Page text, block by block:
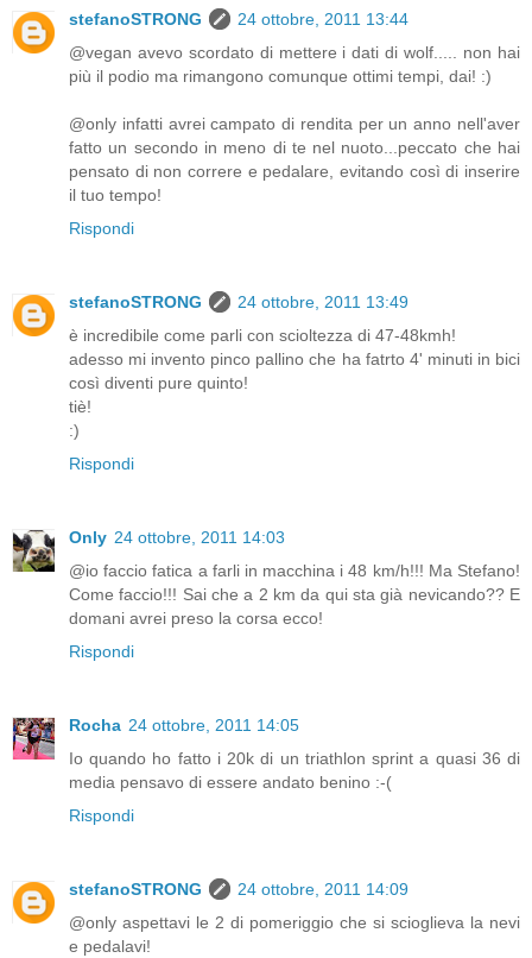
stefanoSTRONG
24 ottobre, 2011 13:44
@vegan avevo scordato di mettere i dati di wolf..... non hai
più il podio ma rimangono comunque ottimi tempi, dai! :)
@only infatti avrei campato di rendita per un anno nell'aver
fatto un secondo in meno di te nel nuoto...peccato che hai
pensato di non correre e pedalare, evitando così di inserire
il tuo tempo!
Rispondi
stefanoSTRONG
24 ottobre, 2011 13:49
è incredibile come parli con scioltezza di 47-48kmh!
adesso mi invento pinco pallino che ha fatrto 4' minuti in bici
così diventi pure quinto!
tiè!
:)
Rispondi
Only 24 ottobre, 2011 14:03
@io faccio fatica a farli in macchina i 48 km/h!!! Ma Stefano!
Come faccio!!! Sai che a 2 km da qui sta già nevicando?? E
domani avrei preso la corsa ecco!
Rispondi
Rocha 24 ottobre, 2011 14:05
Io quando ho fatto i 20k di un triathlon sprint a quasi 36 di
media pensavo di essere andato benino :-(
Rispondi
stefanoSTRONG
24 ottobre, 2011 14:09
@only aspettavi le 2 di pomeriggio che si scioglieva la nevi
e pedalavi!